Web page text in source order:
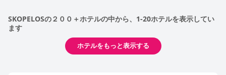
SKOPELOSの２００＋ホテルの中から、1-20ホテルを表示してい
ます
ホテルをもっと表示する